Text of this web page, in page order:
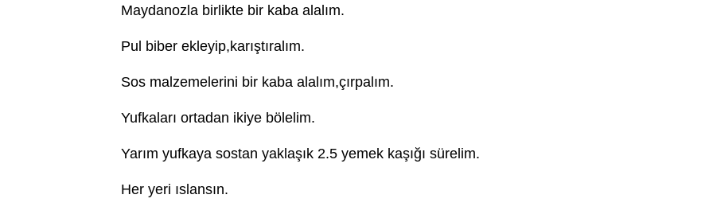
Maydanozla birlikte bir kaba alalım.
Pul biber ekleyip,karıştıralım.
Sos malzemelerini bir kaba alalım,çırpalım.
Yufkaları ortadan ikiye bölelim.
Yarım yufkaya sostan yaklaşık 2.5 yemek kaşığı sürelim.
Her yeri ıslansın.